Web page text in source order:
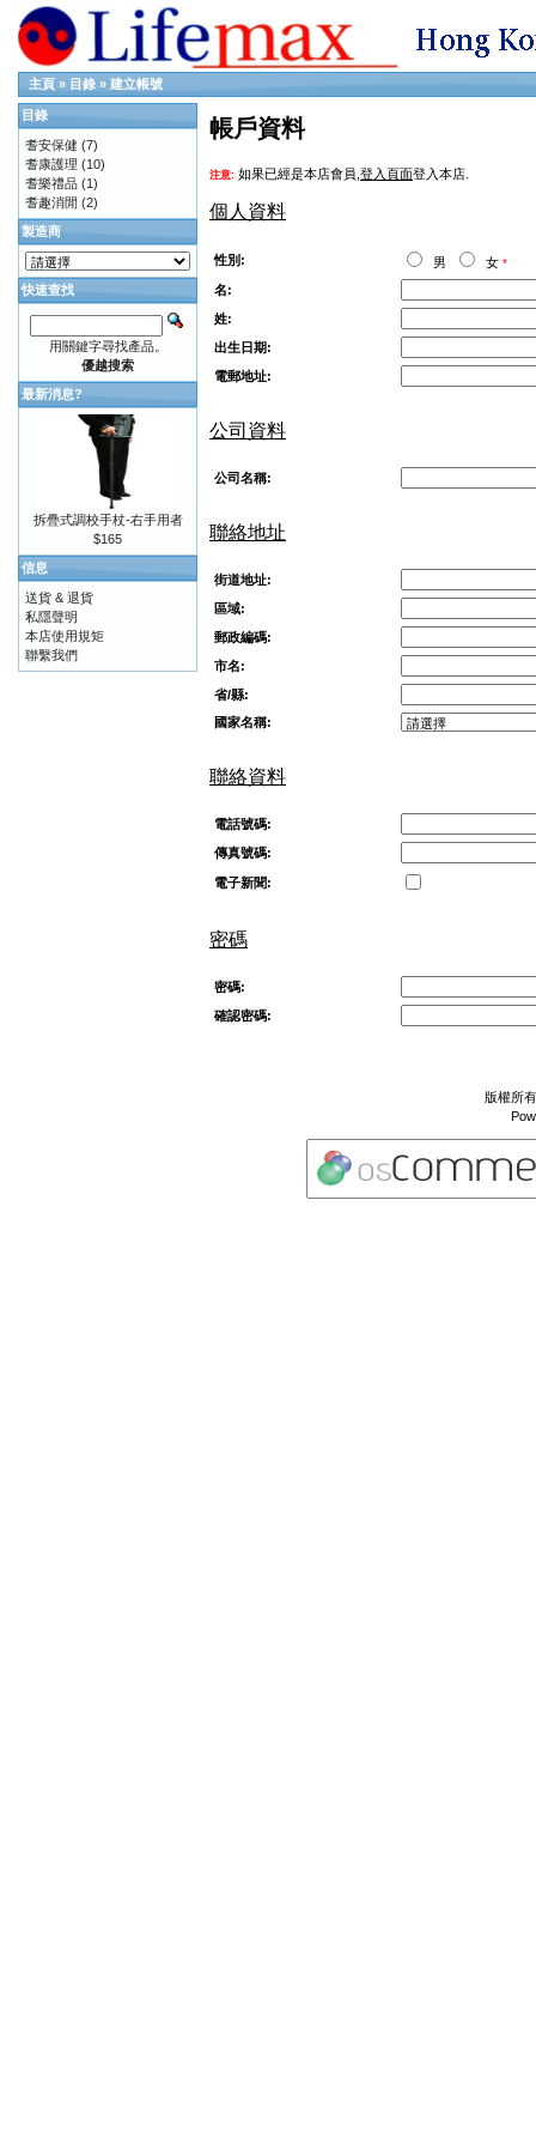
主頁 » 目錄 » 建立帳號
帳戶資料
注意: 如果已經是本店會員, 登入頁面登入本店.
個人資料
性別: 男 女 *
名:
姓:
出生日期:
電郵地址:
公司資料
公司名稱:
聯絡地址
街道地址:
區域:
郵政編碼:
市名:
省/縣:
國家名稱:
聯絡資料
電話號碼:
傳真號碼:
電子新聞:
密碼
密碼:
確認密碼:
目錄
耆安保健 (7)
耆康護理 (10)
耆樂禮品 (1)
耆趣消閒 (2)
製造商
快速查找
用關鍵字尋找產品。
優越搜索
最新消息?
拆疊式調校手杖-右手用者
$165
信息
送貨 & 退貨
私隱聲明
本店使用規矩
聯繫我們
版權所